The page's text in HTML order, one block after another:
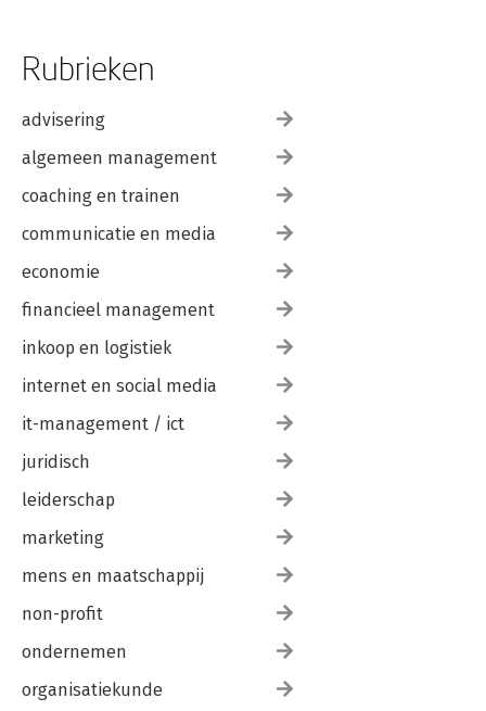
Rubrieken
advisering
algemeen management
coaching en trainen
communicatie en media
economie
financieel management
inkoop en logistiek
internet en social media
it-management / ict
juridisch
leiderschap
marketing
mens en maatschappij
non-profit
ondernemen
organisatiekunde